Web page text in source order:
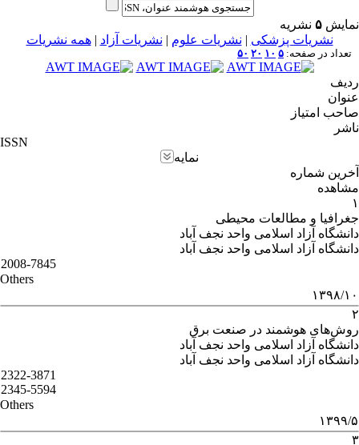
نمایش ۵ نشریه
نشریات پزشکی | نشریات علوم | نشریات آزاد |همه نشریات
تعداد در صفحه: ۵ ۱۰ ۲۰ ۵۰
ردیف
عنوان
صاحب امتیاز
ناشر
ISSN
نمایه
آخرین شماره
مشاهده
۱
جغرافیا و مطالعات محیطی
دانشگاه آزاد اسلامی واحد نجف آباد
دانشگاه آزاد اسلامی واحد نجف آباد
2008-7845
Others
۱۳۹۸/۱۰
۲
روش‌های هوشمند در صنعت برق
دانشگاه آزاد اسلامی واحد نجف آباد
دانشگاه آزاد اسلامی واحد نجف آباد
2322-3871
2345-5594
Others
۱۳۹۹/۵
۳